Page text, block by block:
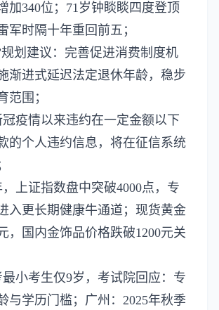
加​​340位；71岁钟睒睒四度登顶
军时隔十年重回前五；
规划建议：完善促进消费制度机
渐进式延迟法定退休年龄，稳步
范围；
疫情以来违约在一定金额以下
的个人违约信息，将在征信系统
上证指数盘中突破4000点，专
入更长期健康牛通道；现货黄金
，国内金饰品价格跌破1200元关
小考生仅9岁，考试院回应：专
与学历门槛；广州：2025年秋季